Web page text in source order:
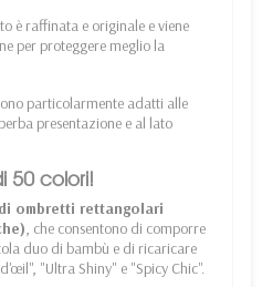
è raffinata e originale e viene
per proteggere meglio la
particolarmente adatti alle
presentazione e al lato
50 colori!
ombretti rettangolari
, che consentono di comporre
duo di bambù e di ricaricare
"Ultra Shiny" e "Spicy Chic".